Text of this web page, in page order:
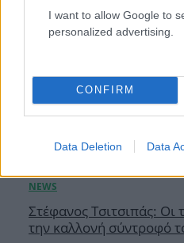
I want to allow Google to
personalized advertising.
CONFIRM
Data Deletion Data
Στέφανος Τσιτσιπάς: Οι
την καλλονή σύντροφό